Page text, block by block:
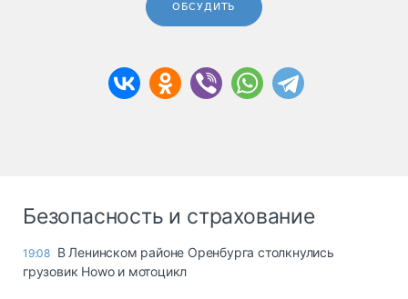
ОБСУДИТЬ
Безопасность и страхование
19:08 В Ленинском районе Оренбурга столкнулись
грузовик Howo и мотоцикл